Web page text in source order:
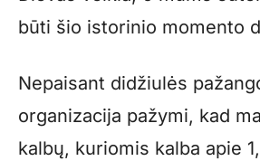
būti šio istorinio momento
Nepaisant didžiulės
organizacija pažymi, kad
kalbų, kuriomis kalba apie